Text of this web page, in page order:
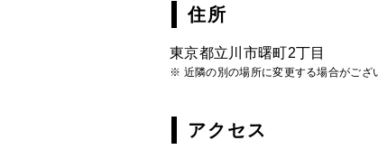
住所
東京都立川市曙町2丁目
※ 近隣の別の場所に変更する場合がござ
アクセス